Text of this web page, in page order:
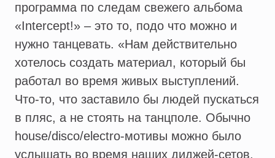
программа по следам свежего альбома
«Intercept!» – это то, подо что можно и
нужно танцевать. «Нам действительно
хотелось создать материал, который бы
работал во время живых выступлений.
Что-то, что заставило бы людей пускаться
в пляс, а не стоять на танцполе. Обычно
house/disco/electro-мотивы можно было
услышать во время наших диджей-сетов,